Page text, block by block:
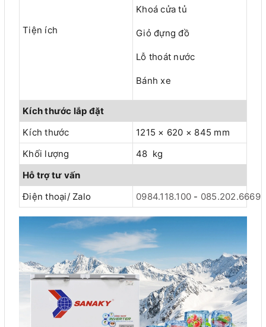
Tiện ích
Khoá cửa tủ
Giỏ đựng đồ
Lỗ thoát nước
Bánh xe
Kích thước lắp đặt
Kích thước
1215 × 620 × 845 mm
Khối lượng
48 kg
Hỗ trợ tư vấn
Điện thoại/ Zalo
0984.118.100 - 085.202.6669